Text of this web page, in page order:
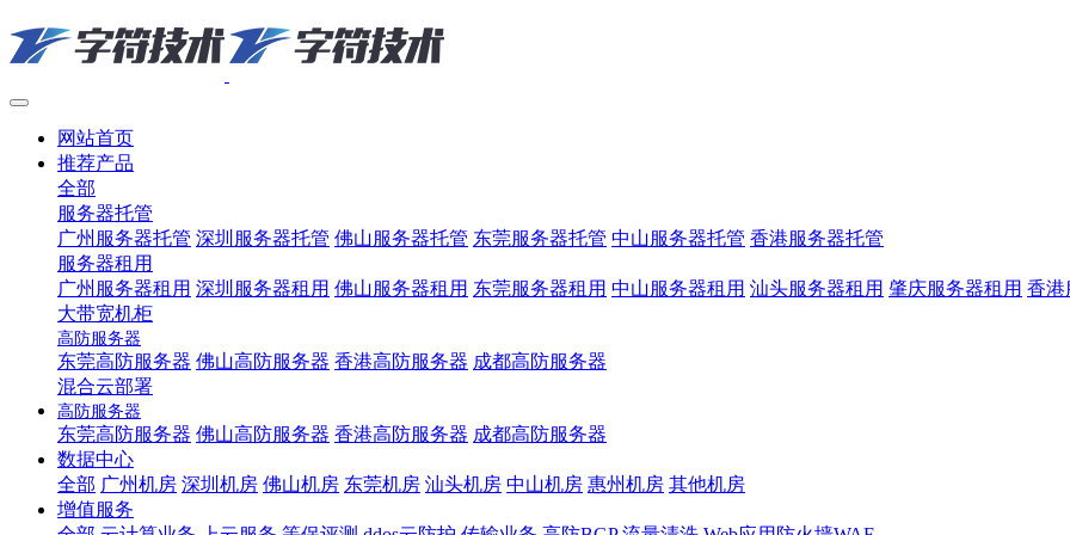
网站首页
推荐产品
全部
服务器托管
广州服务器托管 深圳服务器托管 佛山服务器托管 东莞服务器托管 中山服务器托管 香港服务器托管
服务器租用
广州服务器租用 深圳服务器租用 佛山服务器租用 东莞服务器租用 中山服务器租用 汕头服务器租用 肇庆服务器租用 香港
大带宽机柜
高防服务器
东莞高防服务器 佛山高防服务器 香港高防服务器 成都高防服务器
混合云部署
高防服务器
东莞高防服务器 佛山高防服务器 香港高防服务器 成都高防服务器
数据中心
全部 广州机房 深圳机房 佛山机房 东莞机房 汕头机房 中山机房 惠州机房 其他机房
增值服务